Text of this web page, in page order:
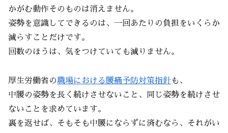
かがむ動作そのものは消えません。
姿勢を意識してできるのは、一回あたりの負担をいくらか
減らすことだけです。
回数のほうは、気をつけていても減りません。
厚生労働省の職場における腰痛予防対策指針も、
中腰の姿勢を長く続けさせないこと、同じ姿勢を続けさせ
ないことを求めています。
裏を返せば、そもそも中腰にならずに済むなら、それがい